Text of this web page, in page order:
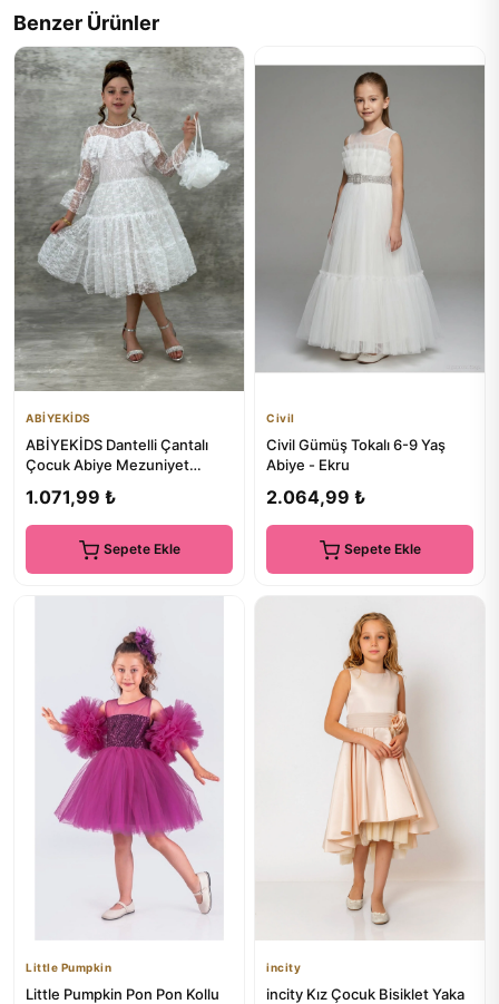
Benzer Ürünler
ABİYEKİDS
ABİYEKİDS Dantelli Çantalı
Çocuk Abiye Mezuniyet
1.071,99 ₺
Sepete Ekle
Civil
Civil Gümüş Tokalı 6-9 Yaş
Abiye - Ekru
2.064,99 ₺
Sepete Ekle
Little Pumpkin
Little Pumpkin Pon Pon Kollu
incity
incity Kız Çocuk Bisiklet Yaka